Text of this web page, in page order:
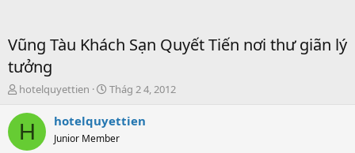
Vũng Tàu Khách Sạn Quyết Tiến nơi thư giãn lý
tưởng
T
r
e
a
hotelquyettien
S
a
t
Thág 2 4, 2012
H hotelquyettien
Junior Member